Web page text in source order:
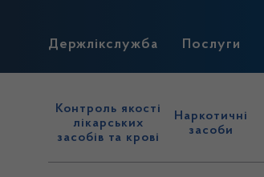
Держлікслужба Послуги
Контроль якості
лікарських
засобів та крові
Наркотичні
засоби